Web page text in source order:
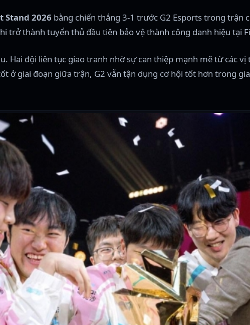
Stand 2026 bằng chiến thắng 3-1 trước G2 Esports trong trận
trở thành tuyển thủ đầu tiên bảo vệ thành công danh hiệu tại
Hai đội liên tục giao tranh nhờ sự can thiệp mạnh mẽ từ các
ở giai đoạn giữa trận, G2 vẫn tận dụng cơ hội tốt hơn trong